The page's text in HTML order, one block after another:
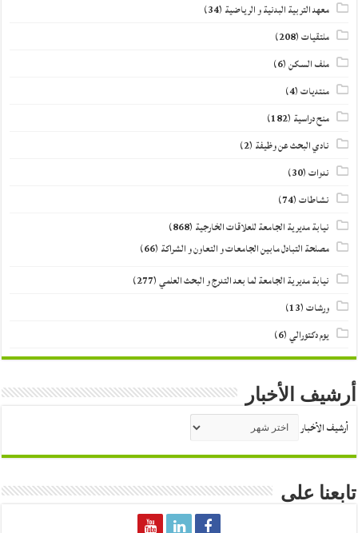
معهد التربية البدنية و الرياضية (34)
ملتقيات(208)
ملف السكن(6)
منتديات(4)
منح دراسية (182)
نادي البحث عن وظيفة (2)
ندوات(30)
نشاطات(74)
نيابة مديرية الجامعة للعلاقات الخارجية (868)
مصلحة التبادل مابين الجامعات و التعاون و الشراكة (66)
نيابة مديرية الجامعة لما بعد التدرج و البحث العلمي(277)
ورشات(13)
يوم دكتورالي(6)
أرشيف الأخبار
أرشيف الأخبار
تابعنا على